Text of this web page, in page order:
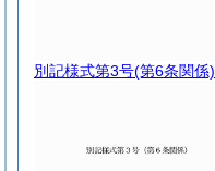
別記様式第3号(第6条関係)